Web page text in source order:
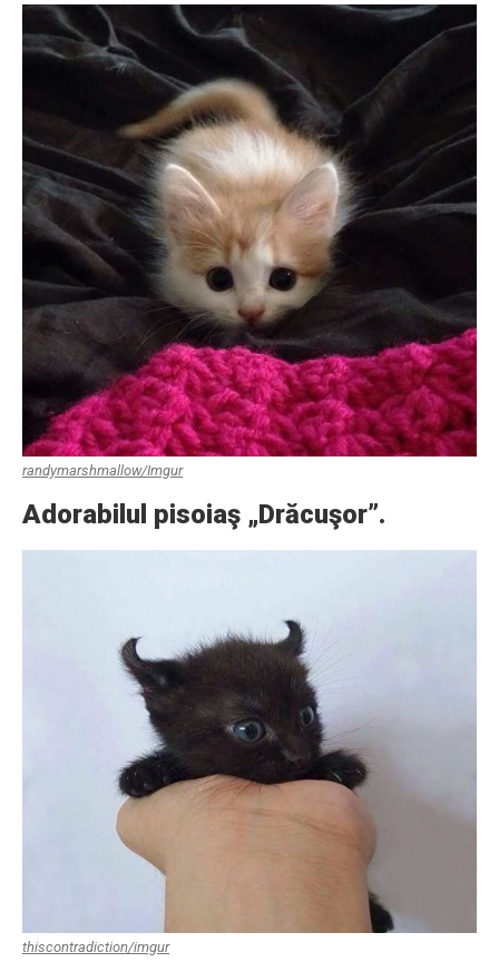
randymarshmallow/Imgur
Adorabilul pisoiaş „Drăcuşor”.
thiscontradiction/imgur